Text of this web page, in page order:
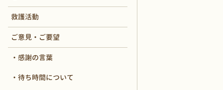
救護活動
ご意見・ご要望
感謝の言葉
待ち時間について